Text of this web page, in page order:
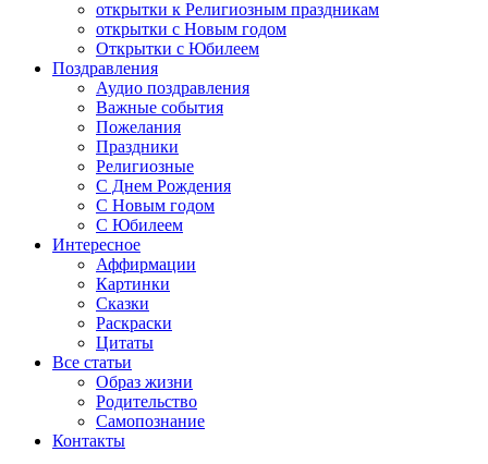
открытки к Религиозным праздникам
открытки с Новым годом
Открытки с Юбилеем
Поздравления
Аудио поздравления
Важные события
Пожелания
Праздники
Религиозные
С Днем Рождения
С Новым годом
С Юбилеем
Интересное
Аффирмации
Картинки
Сказки
Раскраски
Цитаты
Все статьи
Образ жизни
Родительство
Самопознание
Контакты